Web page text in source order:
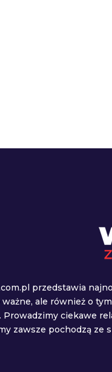
przedstawia
ważne, ale również o
ciekawe
zawsze pochodzą ze